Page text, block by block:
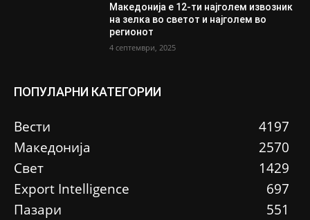
Македонија е 12-ти најголем извозник
на зелка во светот и најголем во
регионот
4 септември, 2025
ПОПУЛАРНИ КАТЕГОРИИ
Вести
4197
Македонија
2570
Свет
1429
Еxport Intelligence
697
Пазари
551